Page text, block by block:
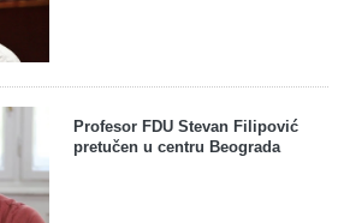
Profesor FDU Stevan Filipović
pretučen u centru Beograda